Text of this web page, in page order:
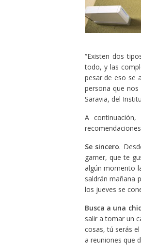
“Existen dos
todo, y las
pesar de eso se
persona que
Saravia, del
A
Se sincero.
gamer, que te
algún momento
saldrán mañana
los jueves se
Busca a una
salir a tomar un
cosas, tú serás
a reuniones que